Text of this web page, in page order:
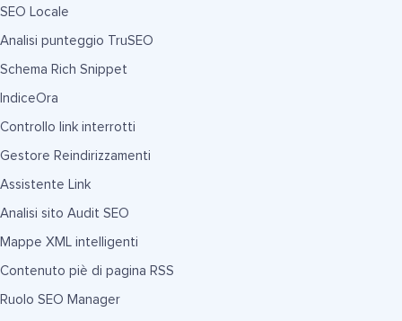
SEO Locale
Analisi punteggio TruSEO
Schema Rich Snippet
IndiceOra
Controllo link interrotti
Gestore Reindirizzamenti
Assistente Link
Analisi sito Audit SEO
Mappe XML intelligenti
Contenuto piè di pagina RSS
Ruolo SEO Manager